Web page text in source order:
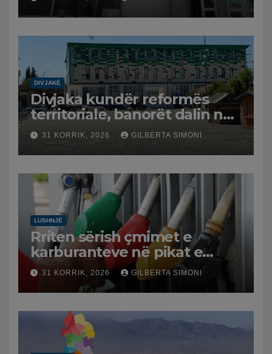
DIVJAKË
Divjaka kundër reformës
territoriale, banorët dalin në
protestë.
31 KORRIK, 2026 GILBERTA SIMONI
LUSHNJË
Rriten sërish çmimet e
karburanteve në pikat e
karburanteve në Lushnjë.
Tensionet në Lindjen e
Mesme shtrenjtojnë naftën
dhe benzinën në vend
31 KORRIK, 2026 GILBERTA SIMONI